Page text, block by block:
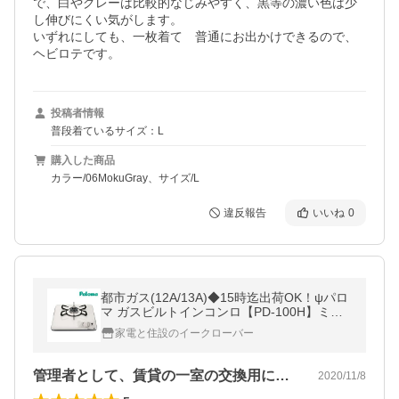
し伸びにくい気がします。
いずれにしても、一枚着て　普通にお出かけできるので、
ヘビロテです。
投稿者情報
普段着ているサイズ：L
購入した商品
カラー/06MokuGray、サイズ/L
違反報告 いいね 0
都市ガス(12A/13A)◆15時迄出荷OK！ψパロ
マ ガスビルトインコンロ【PD-100H】ミニ
キッチンシリーズ 1口タイプ ホーロートップ
32cm ボルト固定タイプ
家電と住設のイークローバー
管理者として、賃貸の一室の交換用に発注… 2020/11/8